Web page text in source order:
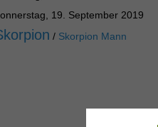
19. September 2019
/ Skorpion Mann